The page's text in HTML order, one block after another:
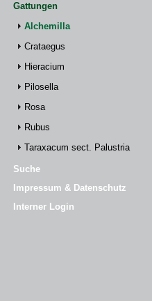
Gattungen
Alchemilla
Crataegus
Hieracium
Pilosella
Rosa
Rubus
Taraxacum sect. Palustria
Suche
Impressum & Datenschutz
Interner Login